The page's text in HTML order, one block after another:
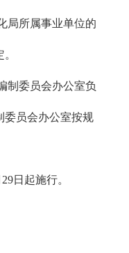
局所属事业单位的
制委员会办公室负
委员会办公室按规
日起施行。